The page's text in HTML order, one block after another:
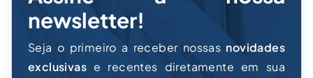
newsletter!
Seja o primeiro a receber nossas novidades
exclusivas e recentes diretamente em sua